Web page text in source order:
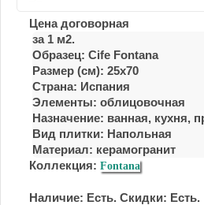
Цена договорная
за 1 м2.
Образец: Cife Fontana
Размер (см): 25x70
Страна: Испания
Элементы: облицовочная
Назначение: ванная, куxня,
Вид плитки: Напольная
Материал: керамогранит
Коллекция: Fontana
Наличие: Есть. Скидки: Есть.